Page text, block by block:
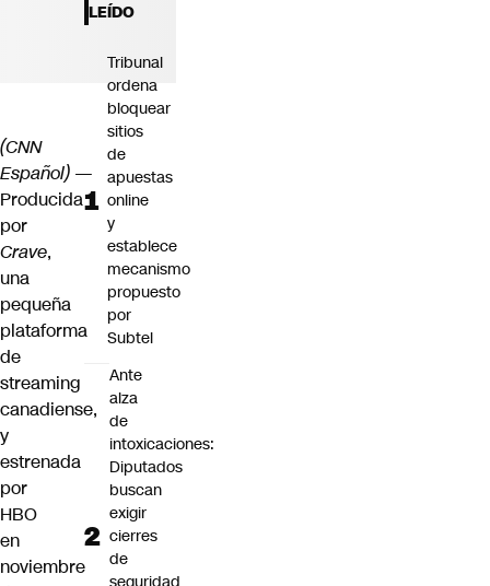
(CNN
Español) —
Producida
por
Crave,
una
pequeña
plataforma
de
streaming
canadiense,
y
estrenada
por
HBO
en
noviembre
LEÍDO
Tribunal
ordena
bloquear
sitios
de
apuestas
online
y
establece
mecanismo
propuesto
por
Subtel
Ante
alza
de
intoxicaciones:
Diputados
buscan
exigir
cierres
de
seguridad